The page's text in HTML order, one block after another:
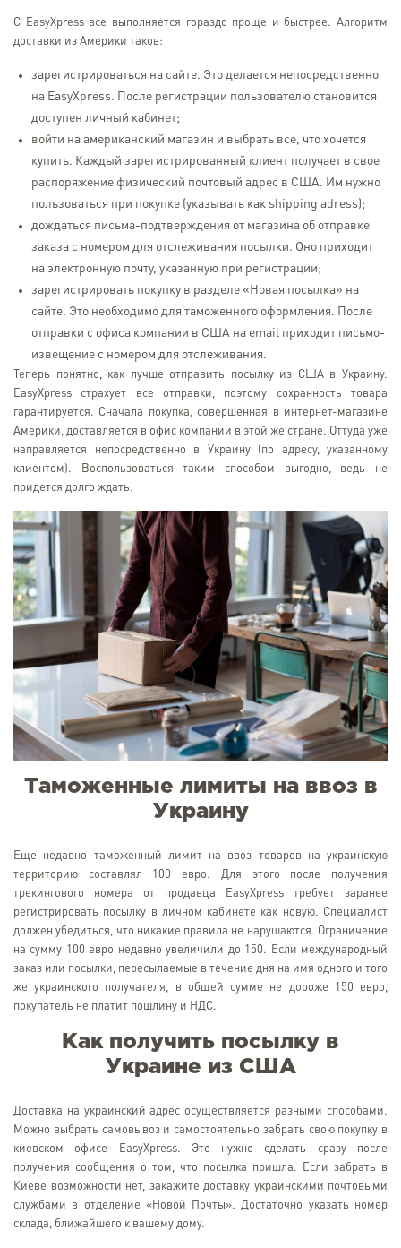
С EasyXpress все выполняется гораздо проще и быстрее. Алгоритм
доставки из Америки таков:
зарегистрироваться на сайте. Это делается непосредственно
на EasyXpress. После регистрации пользователю становится
доступен личный кабинет;
войти на американский магазин и выбрать все, что хочется
купить. Каждый зарегистрированный клиент получает в свое
распоряжение физический почтовый адрес в США. Им нужно
пользоваться при покупке (указывать как shipping adress);
дождаться письма-подтверждения от магазина об отправке
заказа с номером для отслеживания посылки. Оно приходит
на электронную почту, указанную при регистрации;
зарегистрировать покупку в разделе «Новая посылка» на
сайте. Это необходимо для таможенного оформления. После
отправки с офиса компании в США на email приходит письмо-
извещение с номером для отслеживания.
Теперь понятно, как лучше отправить посылку из США в Украину.
EasyXpress страхует все отправки, поэтому сохранность товара
гарантируется. Сначала покупка, совершенная в интернет-магазине
Америки, доставляется в офис компании в этой же стране. Оттуда уже
направляется непосредственно в Украину (по адресу, указанному
клиентом). Воспользоваться таким способом выгодно, ведь не
придется долго ждать.
Таможенные лимиты на ввоз в
Украину
Еще недавно таможенный лимит на ввоз товаров на украинскую
территорию составлял 100 евро. Для этого после получения
трекингового номера от продавца EasyXpress требует заранее
регистрировать посылку в личном кабинете как новую. Специалист
должен убедиться, что никакие правила не нарушаются. Ограничение
на сумму 100 евро недавно увеличили до 150. Если международный
заказ или посылки, пересылаемые в течение дня на имя одного и того
же украинского получателя, в общей сумме не дороже 150 евро,
покупатель не платит пошлину и НДС.
Как получить посылку в
Украине из США
Доставка на украинский адрес осуществляется разными способами.
Можно выбрать самовывоз и самостоятельно забрать свою покупку в
киевском офисе EasyXpress. Это нужно сделать сразу после
получения сообщения о том, что посылка пришла. Если забрать в
Киеве возможности нет, закажите доставку украинскими почтовыми
службами в отделение «Новой Почты». Достаточно указать номер
склада, ближайшего к вашему дому.